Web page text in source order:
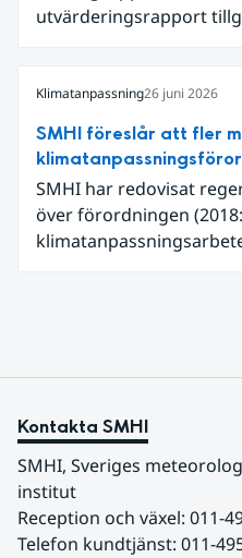
utvärderingsrapport
Klimatanpassning26 juni 2026
SMHI föreslår att fler
SMHI har redovisat
över förordningen
Kontakta SMHI
SMHI, Sveriges
institut
Reception och växel: 011-
Telefon kundtjänst: 011-